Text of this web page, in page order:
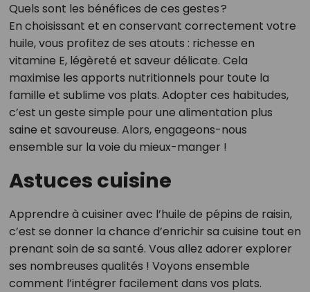
Quels sont les bénéfices de ces gestes ?
En choisissant et en conservant correctement votre
huile, vous profitez de ses atouts : richesse en
vitamine E, légèreté et saveur délicate. Cela
maximise les apports nutritionnels pour toute la
famille et sublime vos plats. Adopter ces habitudes,
c’est un geste simple pour une alimentation plus
saine et savoureuse. Alors, engageons-nous
ensemble sur la voie du mieux-manger !
Astuces cuisine
Apprendre à cuisiner avec l’huile de pépins de raisin,
c’est se donner la chance d’enrichir sa cuisine tout en
prenant soin de sa santé. Vous allez adorer explorer
ses nombreuses qualités ! Voyons ensemble
comment l’intégrer facilement dans vos plats.